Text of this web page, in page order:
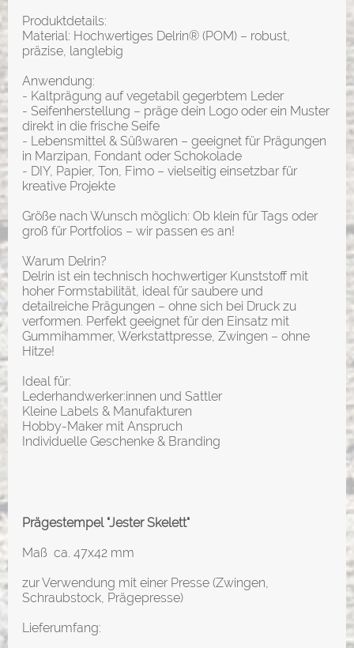
Produktdetails:
Material: Hochwertiges Delrin® (POM) – robust,
präzise, langlebig
Anwendung:
- Kaltprägung auf vegetabil gegerbtem Leder
- Seifenherstellung – präge dein Logo oder ein Muster
direkt in die frische Seife
- Lebensmittel & Süßwaren – geeignet für Prägungen
in Marzipan, Fondant oder Schokolade
- DIY, Papier, Ton, Fimo – vielseitig einsetzbar für
kreative Projekte
Größe nach Wunsch möglich: Ob klein für Tags oder
groß für Portfolios – wir passen es an!
Warum Delrin?
Delrin ist ein technisch hochwertiger Kunststoff mit
hoher Formstabilität, ideal für saubere und
detailreiche Prägungen – ohne sich bei Druck zu
verformen. Perfekt geeignet für den Einsatz mit
Gummihammer, Werkstattpresse, Zwingen – ohne
Hitze!
Ideal für:
Lederhandwerker:innen und Sattler
Kleine Labels & Manufakturen
Hobby-Maker mit Anspruch
Individuelle Geschenke & Branding
Prägestempel "Jester Skelett"
Maß ca. 47x42 mm
zur Verwendung mit einer Presse (Zwingen,
Schraubstock, Prägepresse)
Lieferumfang: